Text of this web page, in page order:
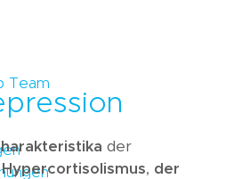
Team
der
Hypercortisolismus, der